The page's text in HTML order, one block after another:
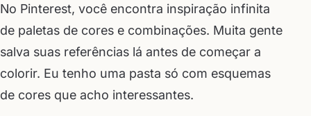
No Pinterest, você encontra inspiração infinita
de paletas de cores e combinações. Muita gente
salva suas referências lá antes de começar a
colorir. Eu tenho uma pasta só com esquemas
de cores que acho interessantes.